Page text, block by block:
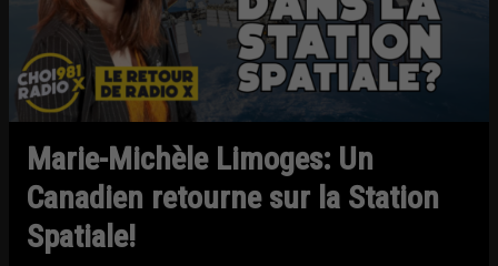
Marie-Michèle Limoges: Un
Canadien retourne sur la Station
Spatiale!